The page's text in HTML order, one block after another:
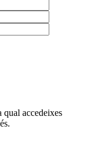
qual accedeixes